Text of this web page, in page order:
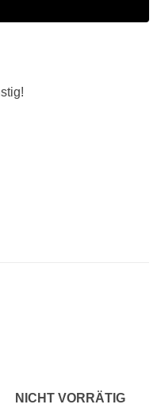
NICHT VORRÄTIG